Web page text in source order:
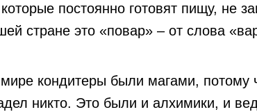
постоянно готовят пищу, не
стране это «повар» – от слова
кондитеры были магами, потому
никто. Это были и алхимики, и